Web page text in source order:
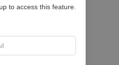
to access this feature.